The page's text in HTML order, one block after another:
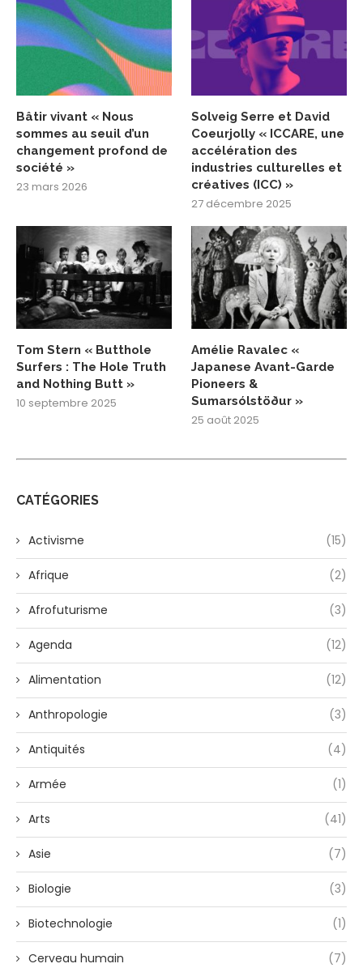
Bâtir vivant « Nous
sommes au seuil d’un
changement profond de
société »
23 mars 2026
Solveig Serre et David
Coeurjolly « ICCARE, une
accélération des
industries culturelles et
créatives (ICC) »
27 décembre 2025
Tom Stern « Butthole
Surfers : The Hole Truth
and Nothing Butt »
10 septembre 2025
Amélie Ravalec «
Japanese Avant-Garde
Pioneers &
Sumarsólstöður »
25 août 2025
CATÉGORIES
Activisme (15)
Afrique (2)
Afrofuturisme (3)
Agenda (12)
Alimentation (12)
Anthropologie (3)
Antiquités (4)
Armée (1)
Arts (41)
Asie (7)
Biologie (3)
Biotechnologie (1)
Cerveau humain (7)